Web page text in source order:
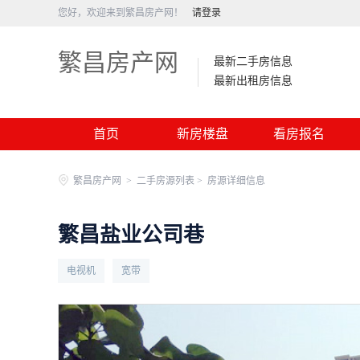
您好，欢迎来到繁昌房产网！ 请登录
繁昌房产网
最新二手房信息
最新出租房信息
首页 新房楼盘 看房报名
繁昌房产网 > 二手房源列表 > 房源详细信息
繁昌盐业公司巷
电视机 宽带